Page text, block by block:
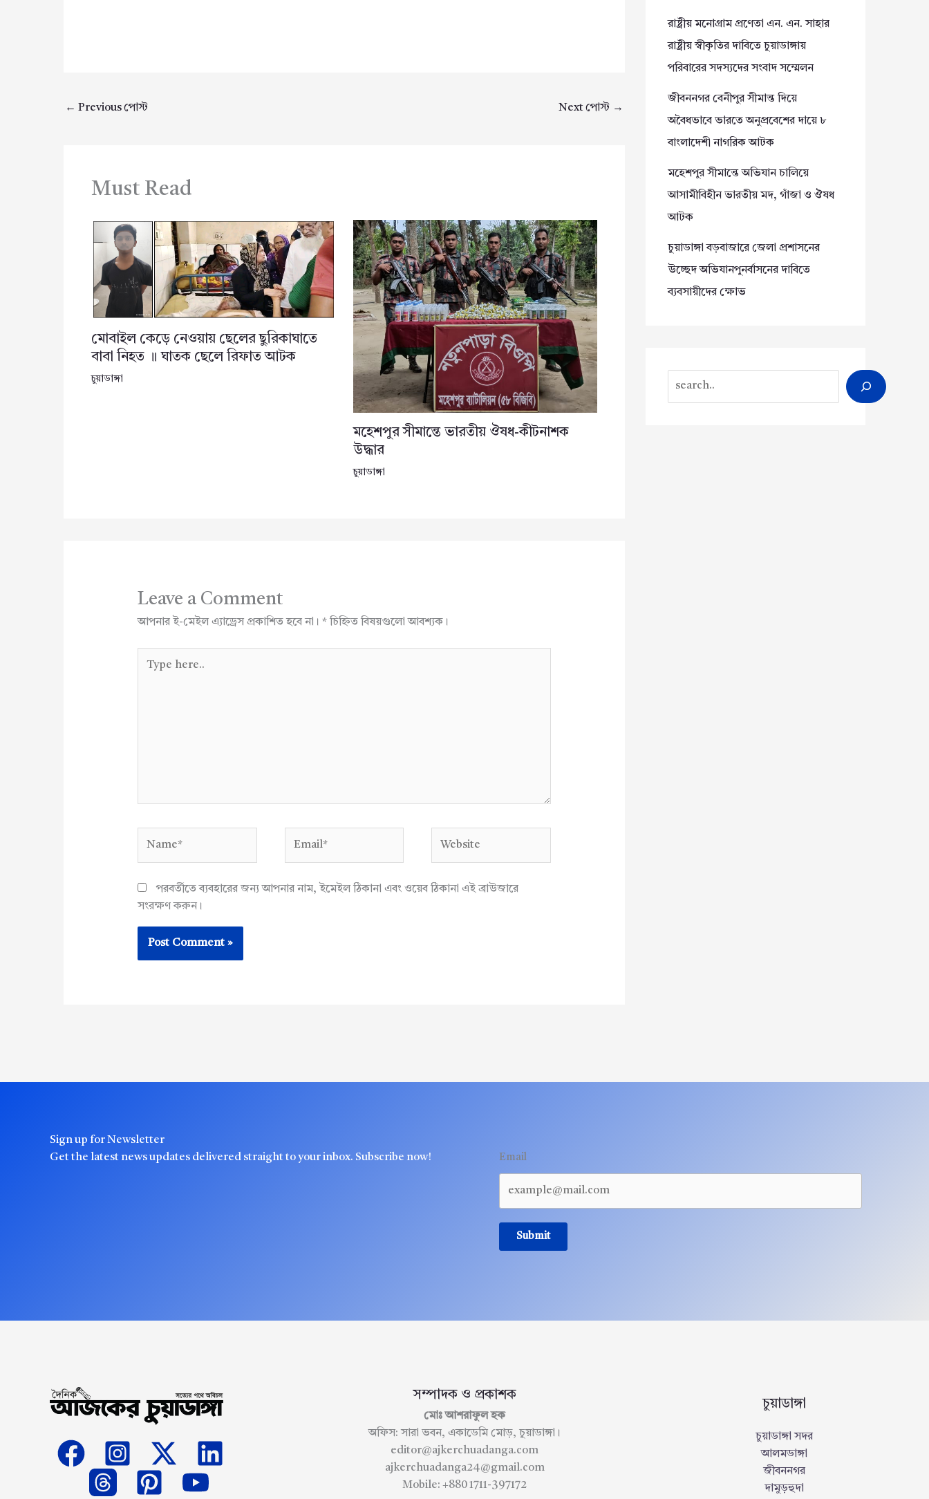
← Previous পোস্ট Next পোস্ট →
Must Read
মোবাইল কেড়ে নেওয়ায় ছেলের ছুরিকাঘাতে
বাবা নিহত ॥ ঘাতক ছেলে রিফাত আটক
চুয়াডাঙ্গা
মহেশপুর সীমান্তে ভারতীয় ঔষধ-কীটনাশক
উদ্ধার
চুয়াডাঙ্গা
Leave a Comment
আপনার ই-মেইল এ্যাড্রেস প্রকাশিত হবে না। *চিহ্নিত বিষয়গুলো আবশ্যক।
here..
পরবর্তীতে ব্যবহারের জন্য আপনার নাম, ইমেইল ঠিকানা এবং ওয়েব ঠিকানা এই ব্রাউজারে
সংরক্ষণ করুন।
রাষ্ট্রীয় মনোগ্রাম প্রণেতা এন. এন. সাহার
রাষ্ট্রীয় স্বীকৃতির দাবিতে চুয়াডাঙ্গায়
পরিবারের সদস্যদের সংবাদ সম্মেলন
জীবননগর বেনীপুর সীমান্ত দিয়ে
অবৈধভাবে ভারতে অনুপ্রবেশের দায়ে ৮
বাংলাদেশী নাগরিক আটক
মহেশপুর সীমান্তে অভিযান চালিয়ে
আসামীবিহীন ভারতীয় মদ, গাঁজা ও ঔষধ
আটক
চুয়াডাঙ্গা বড়বাজারে জেলা প্রশাসনের
উচ্ছেদ অভিযানপুনর্বাসনের দাবিতে
ব্যবসায়ীদের ক্ষোভ
Sign up for Newsletter
Get the latest news updates delivered straight to your inbox. Subscribe now!
Email
Submit
সম্পাদক ও প্রকাশক
মোঃ আশরাফুল হক
অফিস: সারা ভবন, একাডেমি মোড়, চুয়াডাঙ্গা।
editor@ajkerchuadanga.com
ajkerchuadanga24@gmail.com
Mobile: +880 1711-397172
চুয়াডাঙ্গা
চুয়াডাঙ্গা সদর
আলমডাঙ্গা
জীবননগর
দামুড়হুদা